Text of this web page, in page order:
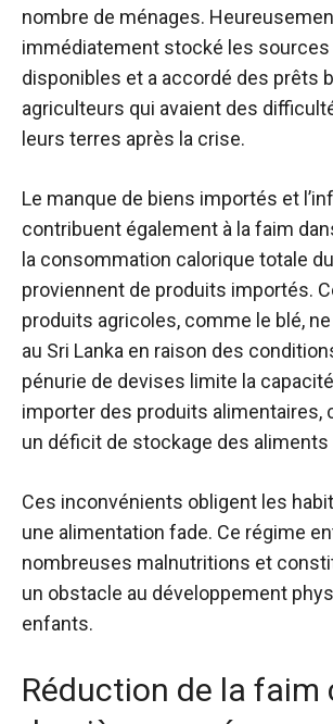
nombre de ménages.
immédiatement stocké les sources
disponibles et a accordé des prêts
agriculteurs qui avaient des
leurs terres après la crise.
Le manque de biens importés et
contribuent également à la faim
la consommation calorique totale
proviennent de produits importés.
produits agricoles, comme le blé,
au Sri Lanka en raison des
pénurie de devises limite la
importer des produits alimentaires,
un déficit de stockage des aliments
Ces inconvénients obligent les
une alimentation fade. Ce régime
nombreuses malnutritions et
un obstacle au développement
enfants.
Réduction de la faim